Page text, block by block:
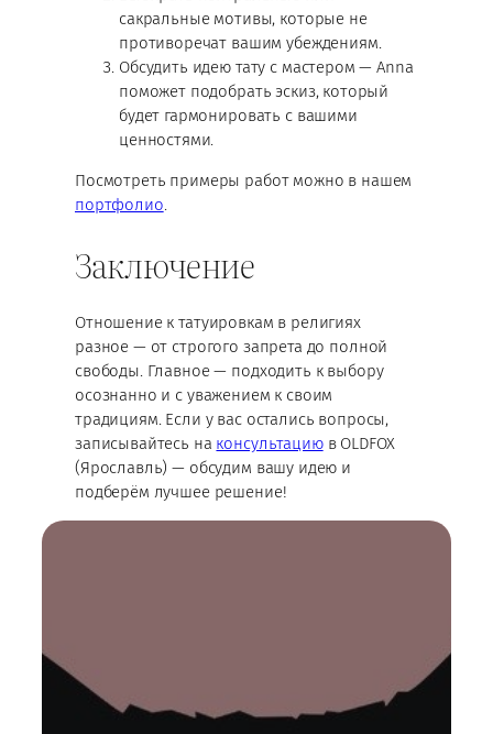
сакральные мотивы, которые не
противоречат вашим убеждениям.
Обсудить идею тату с мастером — Anna
поможет подобрать эскиз, который
будет гармонировать с вашими
ценностями.
Посмотреть примеры работ можно в нашем
портфолио.
Заключение
Отношение к татуировкам в религиях
разное — от строгого запрета до полной
свободы. Главное — подходить к выбору
осознанно и с уважением к своим
традициям. Если у вас остались вопросы,
записывайтесь на консультациюв OLDFOX
(Ярославль) — обсудим вашу идею и
подберём лучшее решение!